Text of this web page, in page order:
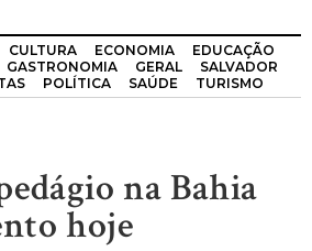
CULTURA ECONOMIA
EDUCAÇÃO
GASTRONOMIA GERAL
SALVADOR
POLÍTICA SAÚDE TURISMO
na Bahia
hoje